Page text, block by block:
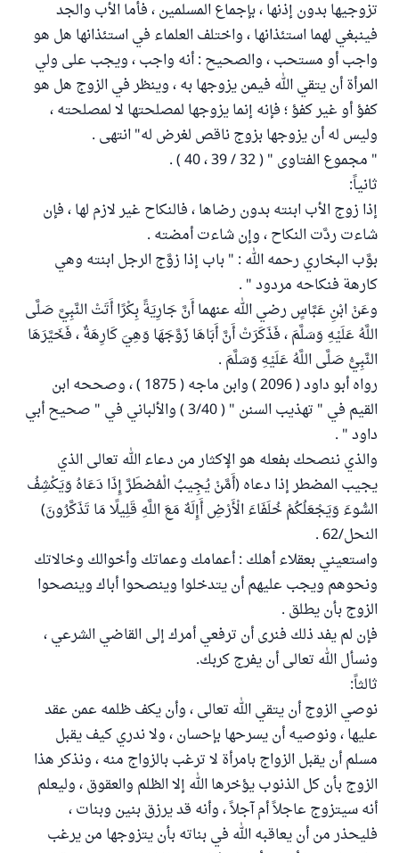
تزوجيها بدون إذنها ، بإجماع المسلمين ، فأما الأب والجد
فينبغي لهما استئذانها ، واختلف العلماء في استئذانها هل هو
واجب أو مستحب ، والصحيح : أنه واجب ، ويجب على ولي
المرأة أن يتقي الله فيمن يزوجها به ، وينظر في الزوج هل هو
كفؤ أو غير كفؤ ؛ فإنه إنما يزوجها لمصلحتها لا لمصلحته ،
وليس له أن يزوجها بزوج ناقص لغرض له" انتهى .
" مجموع الفتاوى " ( 32 / 39 ، 40 ) .
ثانياً:
إذا زوج الأب ابنته بدون رضاها ، فالنكاح غير لازم لها ، فإن
شاءت ردَّت النكاح ، وإن شاءت أمضته .
بوَّب البخاري رحمه الله : " باب إذا زوَّج الرجل ابنته وهي
كارهة فنكاحه مردود " .
وعَنْ ابْنِ عَبَّاسٍ رضي الله عنهما أَنَّ جَارِيَةً بِكْرًا أَتَتْ النَّبِيَّ صَلَّى
اللَّهُ عَلَيْهِ وَسَلَّمَ ، فَذَكَرَتْ أَنَّ أَبَاهَا زَوَّجَهَا وَهِيَ كَارِهَةٌ ، فَخَيَّرَهَا
النَّبِيُّ صَلَّى اللَّهُ عَلَيْهِ وَسَلَّمَ .
رواه أبو داود ( 2096 ) وابن ماجه ( 1875 ) ، وصححه ابن
القيم في " تهذيب السنن " ( 3/40 ) والألباني في " صحيح أبي
داود " .
والذي ننصحك بفعله هو الإكثار من دعاء الله تعالى الذي
يجيب المضطر إذا دعاه (أَمَّنْ يُجِيبُ الْمُضطَرَّ إِذَا دَعَاهُ وَيَكْشِفُ
السُّوءَ وَيَجْعَلُكُمْ خُلَفَاءَ الْأَرْضِ أَإِلَهٌ مَعَ اللَّهِ قَلِيلًا مَا تَذَكَّرُونَ)
النحل/62 .
واستعيني بعقلاء أهلك : أعمامك وعماتك وأخوالك وخالاتك
ونحوهم ويجب عليهم أن يتدخلوا وينصحوا أباك وينصحوا
الزوج بأن يطلق .
فإن لم يفد ذلك فنرى أن ترفعي أمرك إلى القاضي الشرعي ،
ونسأل الله تعالى أن يفرج كربك.
ثالثاً:
نوصي الزوج أن يتقي الله تعالى ، وأن يكف ظلمه عمن عقد
عليها ، ونوصيه أن يسرحها بإحسان ، ولا ندري كيف يقبل
مسلم أن يقبل الزواج بامرأة لا ترغب بالزواج منه ، ونذكر هذا
الزوج بأن كل الذنوب يؤخرها الله إلا الظلم والعقوق ، وليعلم
أنه سيتزوج عاجلاً أم آجلاً ، وأنه قد يرزق بنين وبنات ،
فليحذر من أن يعاقبه الله في بناته بأن يتزوجها من يرغب